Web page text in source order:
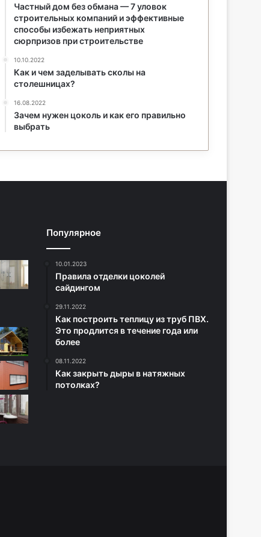
Частный дом без обмана — 7 уловок
строительных компаний и эффективные
способы избежать неприятных
сюрпризов при строительстве
10.10.2022
Как и чем заделывать сколы на
столешницах?
16.08.2022
Зачем нужен цоколь и как его правильно
выбрать
Популярное
10.01.2023
Правила отделки цоколей
сайдингом
29.11.2022
Как построить теплицу из труб ПВХ.
Это продлится в течение года или
более
08.11.2022
Как закрыть дыры в натяжных
потолках?